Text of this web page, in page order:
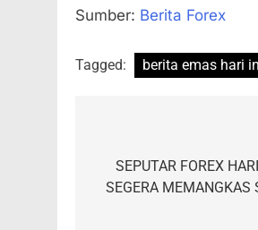
Sumber: Berita Forex
Tagged: berita emas hari
navigation
SEPUTAR FOREX
SEGERA MEMANGKAS